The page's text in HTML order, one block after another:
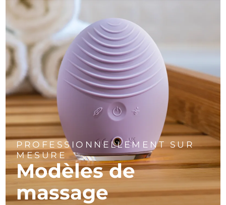
PROFESSIONNELLEMENT SUR
MESURE
Modèles de
massage